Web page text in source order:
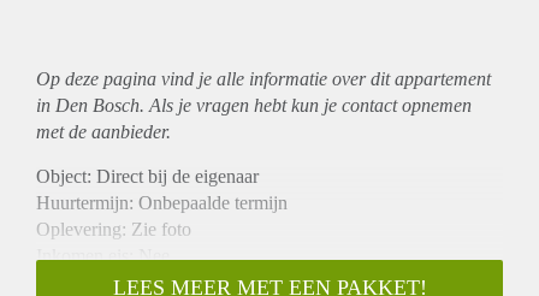
Op deze pagina vind je alle informatie over ditappartement
in Den Bosch. Als je vragen hebt kun je contact opnemen
met de aanbieder.
Object: Direct bij de eigenaar
Huurtermijn: Onbepaalde termijn
Oplevering: Zie foto
Inkomen eis: Nee
Garantiestelling mogelijk: Nee
LEES MEER MET EEN PAKKET!